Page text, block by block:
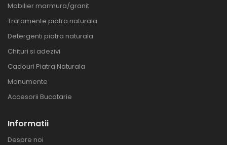
Mobilier marmura/granit
Tratamente piatra naturala
Detergenti piatra naturala
Chituri si adezivi
Cadouri Piatra Naturala
Monumente
Accesorii Bucatarie
Informatii
Despre noi